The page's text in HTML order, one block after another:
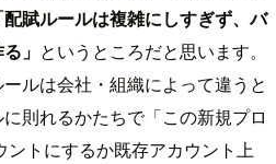
配賦ルールは複雑にしすぎず、バ
」 というところだと思います。
ルは会社・組織によって違うと
則れるかたちで「この新規プロ
ントにするか既存アカウント上